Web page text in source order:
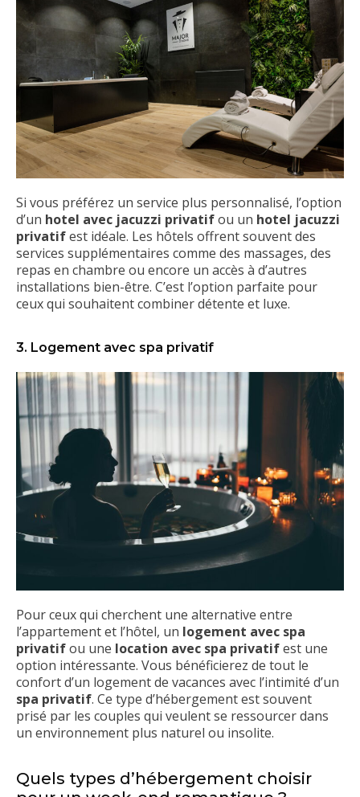
Si vous préférez un service plus personnalisé, l’option
d’un hotel avec jacuzzi privatifou un hotel jacuzzi
privatifest idéale. Les hôtels offrent souvent des
services supplémentaires comme des massages, des
repas en chambre ou encore un accès à d’autres
installations bien-être. C’est l’option parfaite pour
ceux qui souhaitent combiner détente et luxe.
3. Logement avec spa privatif
Pour ceux qui cherchent une alternative entre
l’appartement et l’hôtel, un logement avec spa
privatifou une location avec spa privatifest une
option intéressante. Vous bénéficierez de tout le
confort d’un logement de vacances avec l’intimité d’un
spa privatif. Ce type d’hébergement est souvent
prisé par les couples qui veulent se ressourcer dans
un environnement plus naturel ou insolite.
Quels types d’hébergement choisir